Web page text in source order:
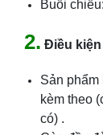
Buổi
2. Điều
Sản
kèm theo
có) .